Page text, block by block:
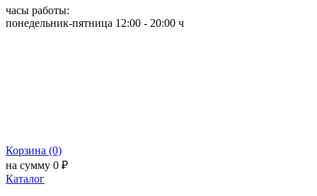
часы работы:
понедельник-пятница 12:00 - 20:00 ч
Корзина (0)
на сумму 0 ₽
Каталог